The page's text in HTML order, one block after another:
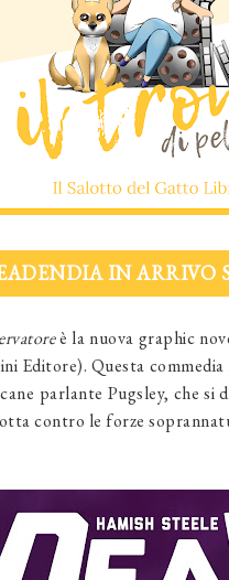
IN ARRIVO
è la nuova graphic
Editore). Questa
parlante Pugsley, che
contro le forze